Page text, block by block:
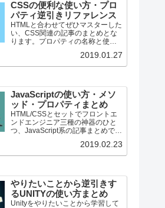
CSSの便利な使い方・プロ
パティ逆引きリファレンス
HTMLと合わせてぜひマスターした
い、CSS関連の記事のまとめとな
ります。プロパティの名称と使用
ちょっととっても数少ないです
が、段々増える予定です。
2019.01.27
JavaScriptの使い方・メソ
ッド・プロパティまとめ
HTML/CSSとセットでフロントエ
ンドエンジニア三種の神器のひと
つ、JavaScript系の記事まとめで
2019.02.23
やりたいことから逆引きす
るUNITYの使い方まとめ
Unityをやりたいことから学習して